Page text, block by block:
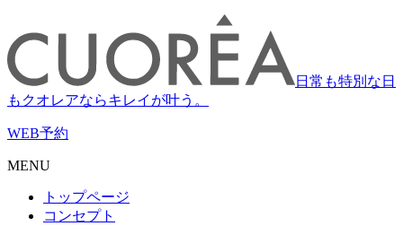
日常も特別な日
もクオレアならキレイが叶う。
WEB予約
MENU
トップページ
コンセプト